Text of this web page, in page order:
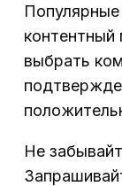
контентный
выбрать
Не